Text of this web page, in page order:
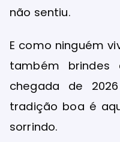
não sentiu.
E como ninguém
também brindes
chegada de
tradição boa é
sorrindo.